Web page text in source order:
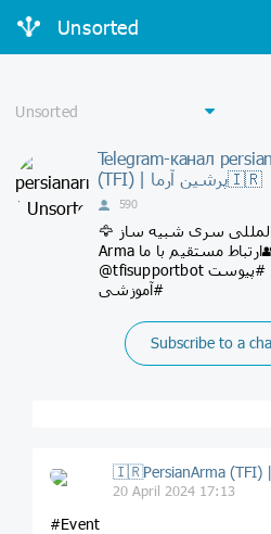
Unsorted
Telegram-канал
(TFI) | پرشین آرما🇮🇷
590
🦅 نخستین کلن ایرانی و بین المللی سری شبیه ساز
Arma تأسیس شده در 2013🦅 👥ارتباط مستقیم با ما: 🆔
@tfisupportbot هشتگ های مهم: #اطلاعیه #پیوست
#آموزشی
Subscribe to a
20 April 2024 17:13
#Event